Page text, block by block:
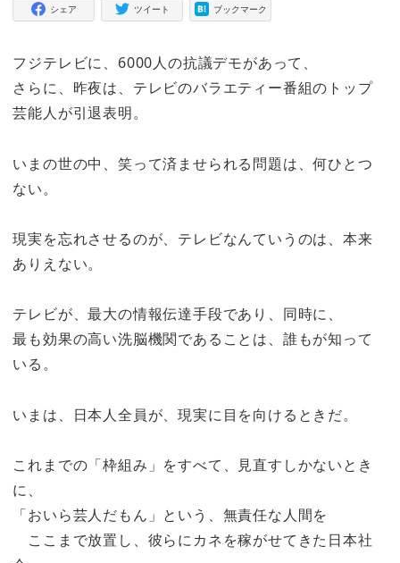
シェア ツイート ブックマーク
フジテレビに、6000人の抗議デモがあって、
さらに、昨夜は、テレビのバラエティー番組のトップ
芸能人が引退表明。
いまの世の中、笑って済ませられる問題は、何ひとつ
ない。
現実を忘れさせるのが、テレビなんていうのは、本来
ありえない。
テレビが、最大の情報伝達手段であり、同時に、
最も効果の高い洗脳機関であることは、誰もが知って
いる。
いまは、日本人全員が、現実に目を向けるときだ。
これまでの「枠組み」をすべて、見直すしかないとき
に、
「おいら芸人だもん」という、無責任な人間を
ここまで放置し、彼らにカネを稼がせてきた日本社